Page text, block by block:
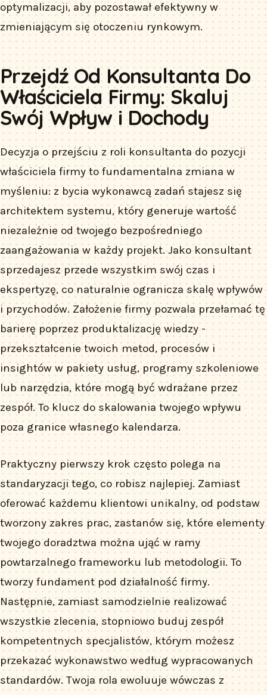
optymalizacji, aby pozostawał efektywny w
zmieniającym się otoczeniu rynkowym.
Przejdź Od Konsultanta Do
Właściciela Firmy: Skaluj
Swój Wpływ i Dochody
Decyzja o przejściu z roli konsultanta do pozycji
właściciela firmy to fundamentalna zmiana w
myśleniu: z bycia wykonawcą zadań stajesz się
architektem systemu, który generuje wartość
niezależnie od twojego bezpośredniego
zaangażowania w każdy projekt. Jako konsultant
sprzedajesz przede wszystkim swój czas i
ekspertyzę, co naturalnie ogranicza skalę wpływów
i przychodów. Założenie firmy pozwala przełamać tę
barierę poprzez produktalizację wiedzy -
przekształcenie twoich metod, procesów i
insightów w pakiety usług, programy szkoleniowe
lub narzędzia, które mogą być wdrażane przez
zespół. To klucz do skalowania twojego wpływu
poza granice własnego kalendarza.
Praktyczny pierwszy krok często polega na
standaryzacji tego, co robisz najlepiej. Zamiast
oferować każdemu klientowi unikalny, od podstaw
tworzony zakres prac, zastanów się, które elementy
twojego doradztwa można ująć w ramy
powtarzalnego frameworku lub metodologii. To
tworzy fundament pod działalność firmy.
Następnie, zamiast samodzielnie realizować
wszystkie zlecenia, stopniowo buduj zespół
kompetentnych specjalistów, którym możesz
przekazać wykonawstwo według wypracowanych
standardów. Twoja rola ewoluuje wówczas z